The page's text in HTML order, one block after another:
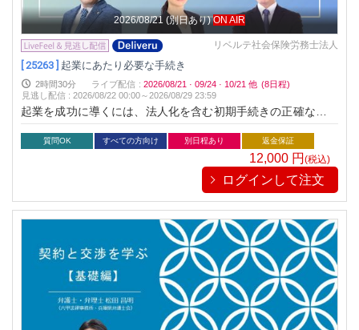
2026/08/21 (別日あり) ON AIR
リベルテ社会保険労務士法人
[ 25263 ] 起業にあたり必要な手続き
2時間30分 ライブ配信 : 2026/08/21 · 09/24 · 10/21 他 (8日程)
見逃し配信 :2026/08/22 00:00～2026/08/29 23:59
起業を成功に導くには、法人化を含む初期手続きの正確な対応
が重要です。本セミナーでは、法人化の利点やリスク、設立フ
ローから税務・司法手続きまでを徹底的に学べます。 創業時に
活用できる公的支援制度についても紹介。手続き漏れによるト
ラブルを防ぎ、スムーズな事業スタートを目指しましょう。
質問OK すべての方向け 別日程あり 返金保証
12,000 円 (税込)
ログインして注文